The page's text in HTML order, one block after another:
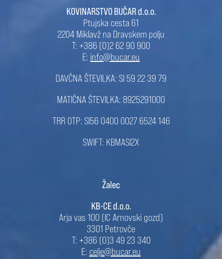
KOVINARSTVO BUČAR d.o.o.
Ptujska cesta 61
2204 Miklavž na Dravskem polju
T: +386 (0)2 62 90 900
E: info@bucar.eu
DAVČNA ŠTEVILKA: SI 59 22 39 79
MATIČNA ŠTEVILKA: 8925291000
TRR OTP: SI56 0400 0027 6524 146
SWIFT: KBMASI2X
Žalec
KB-CE d.o.o.
Arja vas 100 (IC Arnovski gozd)
3301 Petrovče
T: +386 (0)3 49 23 340
E: celje@bucar.eu